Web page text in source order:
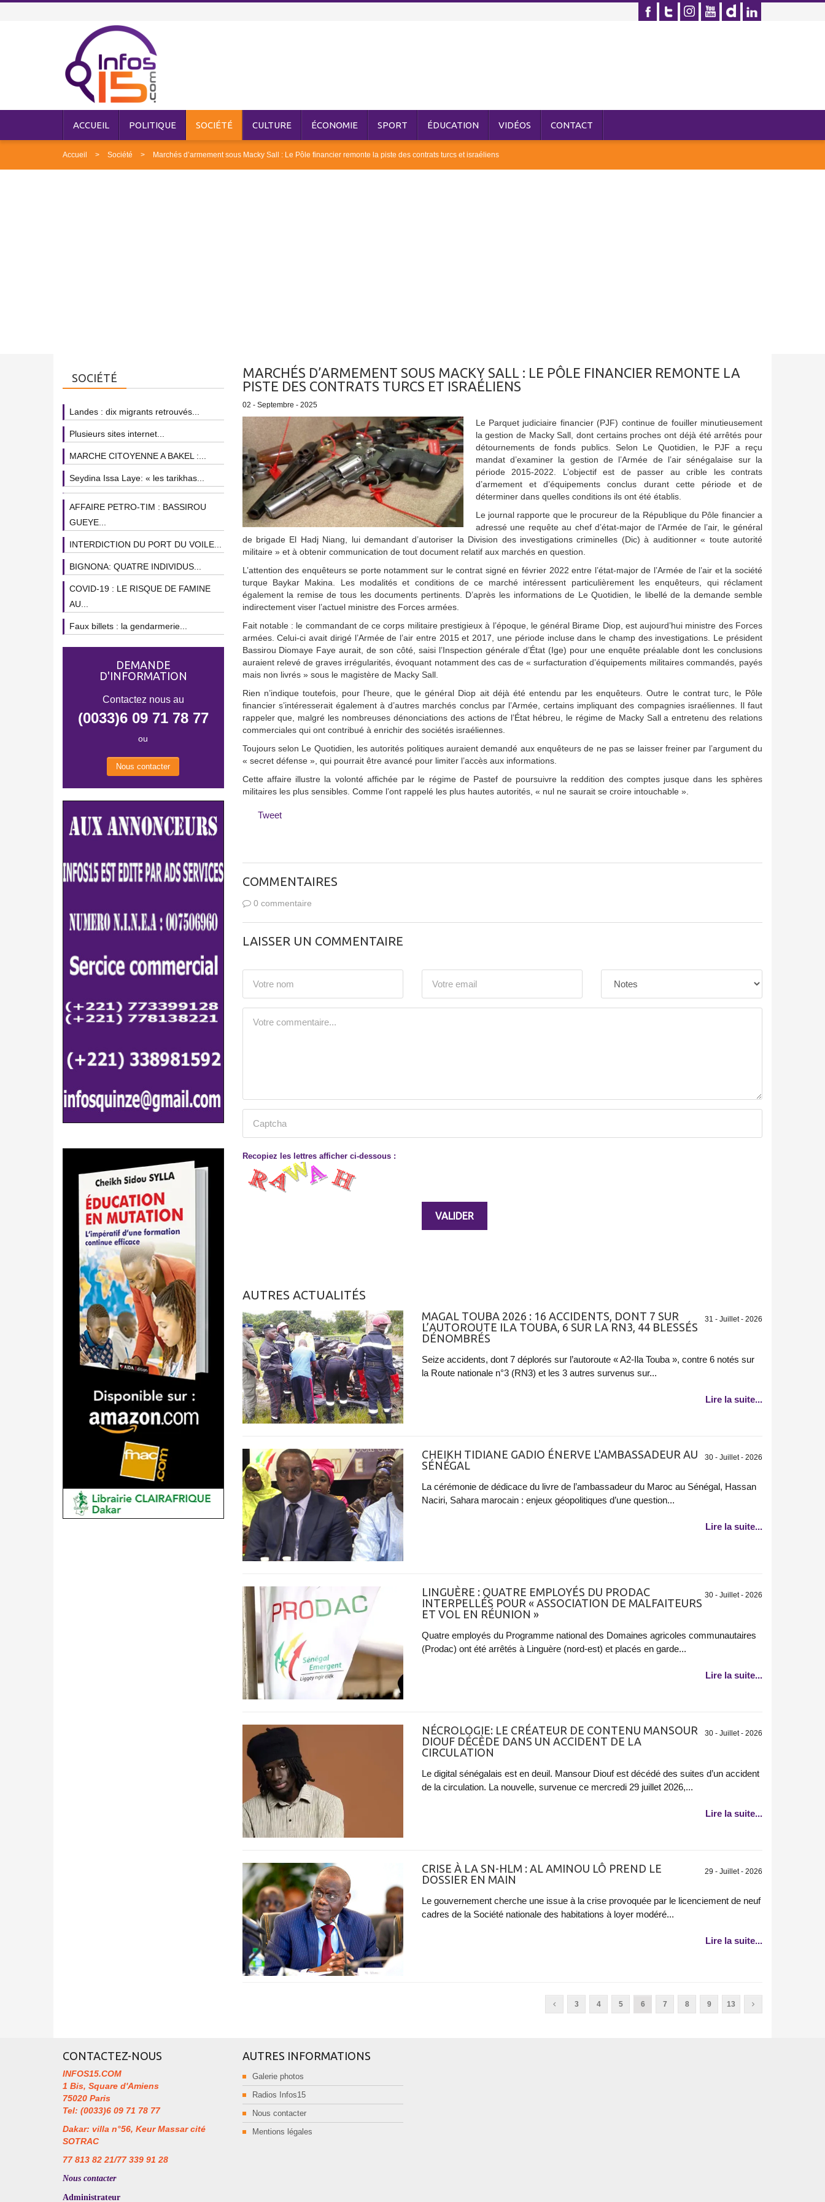
ACCUEIL POLITIQUE SOCIÉTÉ CULTURE ÉCONOMIE SPORT ÉDUCATION VIDÉOS CONTACT
Accueil Société Marchés d’armement sous Macky Sall : Le Pôle financier remonte la piste des contrats turcs et israéliens
MARCHÉS D’ARMEMENT SOUS MACKY SALL : LE PÔLE FINANCIER REMONTE LA
PISTE DES CONTRATS TURCS ET ISRAÉLIENS
02 - Septembre - 2025
Le Parquet judiciaire financier (PJF) continue de fouiller minutieusement
la gestion de Macky Sall, dont certains proches ont déjà été arrêtés pour
détournements de fonds publics. Selon Le Quotidien, le PJF a reçu
mandat d’examiner la gestion de l’Armée de l’air sénégalaise sur la
période 2015-2022. L’objectif est de passer au crible les contrats
d’armement et d’équipements conclus durant cette période et de
déterminer dans quelles conditions ils ont été établis.
Le journal rapporte que le procureur de la République du Pôle financier a
adressé une requête au chef d’état-major de l’Armée de l’air, le général
de brigade El Hadj Niang, lui demandant d’autoriser la Division des investigations criminelles (Dic) à auditionner « toute autorité
militaire » et à obtenir communication de tout document relatif aux marchés en question.
L’attention des enquêteurs se porte notamment sur le contrat signé en février 2022 entre l’état-major de l’Armée de l’air et la société
turque Baykar Makina. Les modalités et conditions de ce marché intéressent particulièrement les enquêteurs, qui réclament
également la remise de tous les documents pertinents. D’après les informations de Le Quotidien, le libellé de la demande semble
indirectement viser l’actuel ministre des Forces armées.
Fait notable : le commandant de ce corps militaire prestigieux à l’époque, le général Birame Diop, est aujourd’hui ministre des Forces
armées. Celui-ci avait dirigé l’Armée de l’air entre 2015 et 2017, une période incluse dans le champ des investigations. Le président
Bassirou Diomaye Faye aurait, de son côté, saisi l’Inspection générale d’État (Ige) pour une enquête préalable dont les conclusions
auraient relevé de graves irrégularités, évoquant notamment des cas de « surfacturation d’équipements militaires commandés, payés
mais non livrés » sous le magistère de Macky Sall.
Rien n’indique toutefois, pour l’heure, que le général Diop ait déjà été entendu par les enquêteurs. Outre le contrat turc, le Pôle
financier s’intéresserait également à d’autres marchés conclus par l’Armée, certains impliquant des compagnies israéliennes. Il faut
rappeler que, malgré les nombreuses dénonciations des actions de l’État hébreu, le régime de Macky Sall a entretenu des relations
commerciales qui ont contribué à enrichir des sociétés israéliennes.
Toujours selon Le Quotidien, les autorités politiques auraient demandé aux enquêteurs de ne pas se laisser freiner par l’argument du
« secret défense », qui pourrait être avancé pour limiter l’accès aux informations.
Cette affaire illustre la volonté affichée par le régime de Pastef de poursuivre la reddition des comptes jusque dans les sphères
militaires les plus sensibles. Comme l’ont rappelé les plus hautes autorités, « nul ne saurait se croire intouchable ».
Tweet
COMMENTAIRES
0 commentaire
LAISSER UN COMMENTAIRE
Recopiez les lettres afficher ci-dessous :
AUTRES ACTUALITÉS
31 - Juillet - 2026
​MAGAL TOUBA 2026 : 16 ACCIDENTS, DONT 7 SUR
L’AUTOROUTE ILA TOUBA, 6 SUR LA RN3, 44 BLESSÉS
DÉNOMBRÉS
Seize accidents, dont 7 déplorés sur l’autoroute « A2-Ila Touba », contre 6 notés sur
la Route nationale n°3 (RN3) et les 3 autres survenus sur...
Lire la suite...
30 - Juillet - 2026
CHEIKH TIDIANE GADIO ÉNERVE L'AMBASSADEUR AU
SÉNÉGAL
La cérémonie de dédicace du livre de l’ambassadeur du Maroc au Sénégal, Hassan
Naciri, Sahara marocain : enjeux géopolitiques d’une question...
Lire la suite...
30 - Juillet - 2026
​LINGUÈRE : QUATRE EMPLOYÉS DU PRODAC
INTERPELLÉS POUR « ASSOCIATION DE MALFAITEURS
ET VOL EN RÉUNION »
Quatre employés du Programme national des Domaines agricoles communautaires
(Prodac) ont été arrêtés à Linguère (nord-est) et placés en garde...
Lire la suite...
30 - Juillet - 2026
NÉCROLOGIE: LE CRÉATEUR DE CONTENU MANSOUR
DIOUF DÉCÈDE DANS UN ACCIDENT DE LA
CIRCULATION
Le digital sénégalais est en deuil. Mansour Diouf est décédé des suites d’un accident
de la circulation. La nouvelle, survenue ce mercredi 29 juillet 2026,...
Lire la suite...
29 - Juillet - 2026
CRISE À LA SN-HLM : AL AMINOU LÔ PREND LE
DOSSIER EN MAIN
Le gouvernement cherche une issue à la crise provoquée par le licenciement de neuf
cadres de la Société nationale des habitations à loyer modéré...
Lire la suite...
3 4 5 6 7 8 9 13
SOCIÉTÉ
Landes : dix migrants retrouvés...
Plusieurs sites internet...
MARCHE CITOYENNE A BAKEL :...
Seydina Issa Laye: « les tarikhas...
AFFAIRE PETRO-TIM : BASSIROU
GUEYE...
INTERDICTION DU PORT DU VOILE...
BIGNONA: QUATRE INDIVIDUS...
COVID-19 : LE RISQUE DE FAMINE
AU...
Faux billets : la gendarmerie...
DEMANDE
D'INFORMATION
Contactez nous au
(0033)6 09 71 78 77
ou
Nous contacter
CONTACTEZ-NOUS
INFOS15.COM
1 Bis, Square d'Amiens
75020 Paris
Tel: (0033)6 09 71 78 77
Dakar: villa n°56, Keur Massar cité
SOTRAC
77 813 82 21/77 339 91 28
Nous contacter
Administrateur
AUTRES INFORMATIONS
Galerie photos
Radios Infos15
Nous contacter
Mentions légales